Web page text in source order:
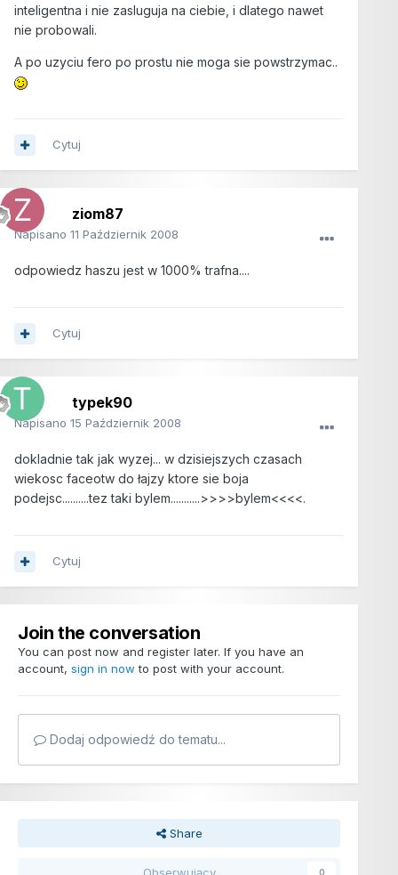
inteligentna i nie zasluguja na ciebie, i dlatego nawet
nie probowali.
A po uzyciu fero po prostu nie moga sie powstrzymac..
Cytuj
ziom87
Napisano 11 Październik 2008
odpowiedz haszu jest w 1000% trafna....
Cytuj
typek90
Napisano 15 Październik 2008
dokladnie tak jak wyzej... w dzisiejszych czasach
wiekosc faceotw do łajzy ktore sie boja
podejsc..........tez taki bylem...........>>>>bylem<<<<.
Cytuj
Join the conversation
You can post now and register later. If you have an
account, sign in now to post with your account.
Dodaj odpowiedź do tematu...
Share
0